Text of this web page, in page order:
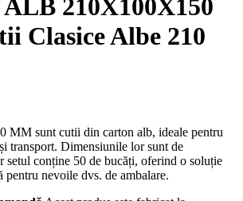
210X100X150
Clasice Albe 210
MM sunt cutii din carton alb, ideale pentru
transport. Dimensiunile lor sunt de
setul conține 50 de bucăți, oferind o soluție
pentru nevoile dvs. de ambalare.